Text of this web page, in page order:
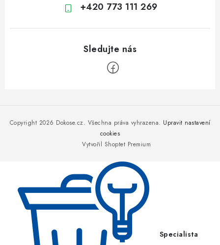
+420 773 111 269
Vytvořil Shoptet Premium
Copyright 2026 Dokose.cz. Všechna práva vyhrazena. Upravit nastavení
cookies
Specialista